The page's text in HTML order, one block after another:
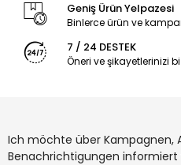
Geniş Ürün Yelpazesi
Binlerce ürün ve
7 / 24 DESTEK
Öneri ve şikayetlerinizi
Ich möchte über Kampagnen,
Benachrichtigungen informiert